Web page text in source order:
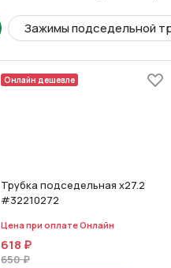
Зажимы подседельной
Онлайн дешевле
Трубка подседельная х27.2
#32210272
Цена при оплате Онлайн
618 ₽
650 ₽